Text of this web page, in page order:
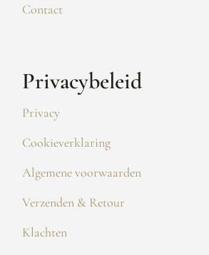
Contact
Privacybeleid
Privacy
Cookieverklaring
Algemene voorwaarden
Verzenden & Retour
Klachten